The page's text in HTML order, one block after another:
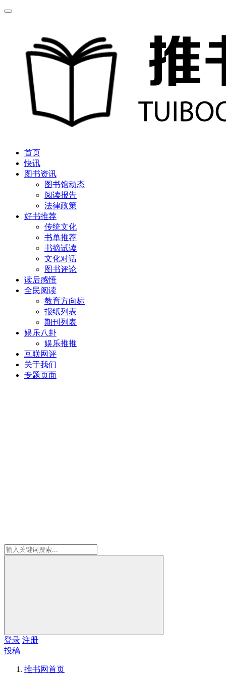
首页
快讯
图书资讯
图书馆动态
阅读报告
法律政策
好书推荐
传统文化
书单推荐
书摘试读
文化对话
图书评论
读后感悟
全民阅读
教育方向标
报纸列表
期刊列表
娱乐八卦
娱乐推推
互联网评
关于我们
专题页面
登录 注册
投稿
推书网首页